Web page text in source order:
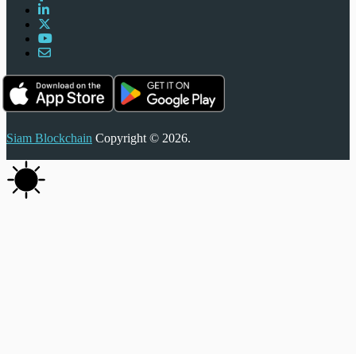
Siam Blockchain Copyright © 2026.